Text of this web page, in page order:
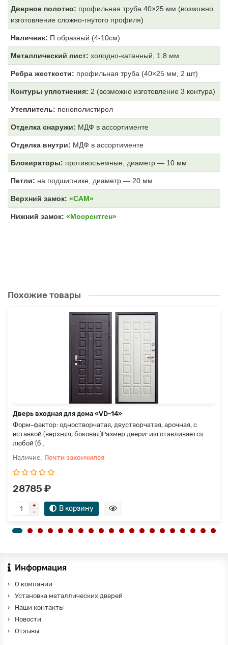
Дверное полотно: профильная труба 40×25 мм (возможно
изготовление сложно-гнутого профиля)
Наличник: П образный (4-10см)
Металлический лист: холодно-катанный, 1.8 мм
Ребра жесткости: профильная труба (40×25 мм, 2 шт)
Контуры уплотнения: 2 (возможно изготовление 3 контура)
Утеплитель: пенополистирол
Отделка снаружи: МДФ в ассортименте
Отделка внутри: МДФ в ассортименте
Блокираторы: противосъемные, диаметр — 10 мм
Петли: на подшипнике, диаметр — 20 мм
Верхний замок: «САМ»
Нижний замок: «Мосрентген»
Похожие товары
Дверь входная для дома «VD-14»
Форм-фактор: одностворчатая, двустворчатая, арочная, с
вставкой (верхняя, боковая)Размер двери: изготавливается
любой (б..
Почти закончился
28785 ₽
В корзину
Информация
О компании
Установка металлических дверей
Наши контакты
Новости
Отзывы